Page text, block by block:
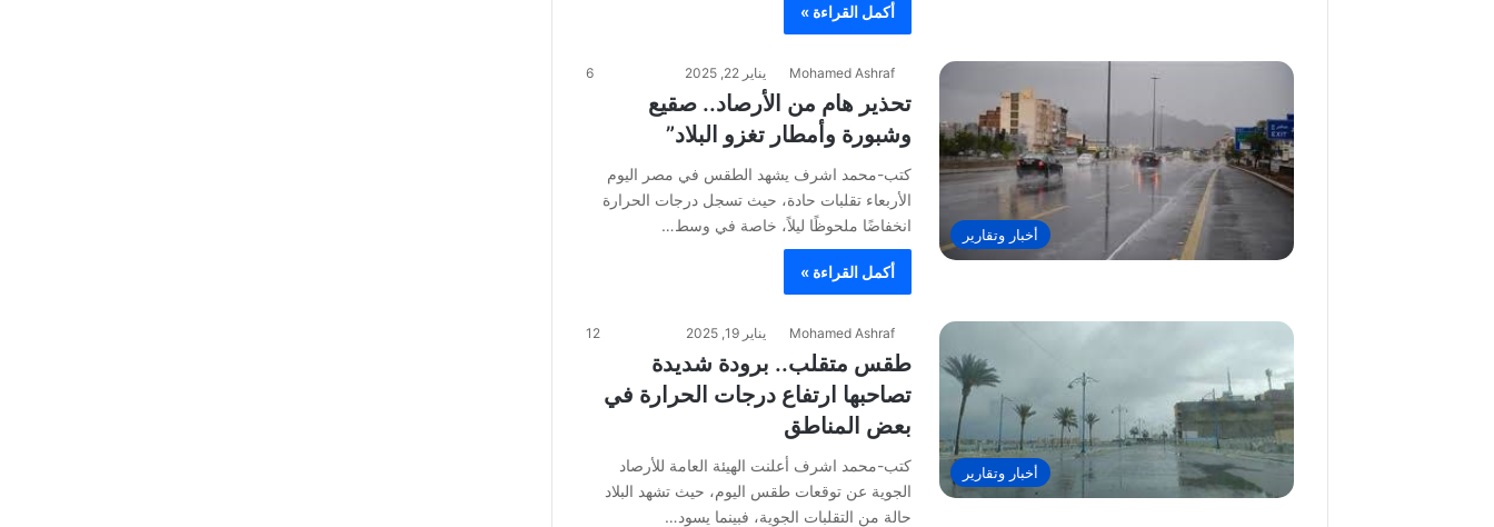
أكمل القراءة »
أخبار وتقارير
Mohamed Ashraf يناير 22, 2025 6
تحذير هام من الأرصاد.. صقيع
وشبورة وأمطار تغزو البلاد”
كتب-محمد اشرف يشهد الطقس في مصر اليوم
الأربعاء تقلبات حادة، حيث تسجل درجات الحرارة
انخفاضًا ملحوظًا ليلاً، خاصة في وسط…
أكمل القراءة »
أخبار وتقارير
Mohamed Ashraf يناير 19, 2025 12
طقس متقلب.. برودة شديدة
تصاحبها ارتفاع درجات الحرارة في
بعض المناطق
كتب-محمد اشرف أعلنت الهيئة العامة للأرصاد
الجوية عن توقعات طقس اليوم، حيث تشهد البلاد
حالة من التقلبات الجوية، فبينما يسود…